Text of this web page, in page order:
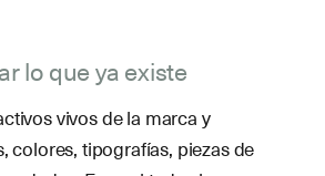
lo que ya existe
vivos de la marca y
colores, tipografías, piezas de